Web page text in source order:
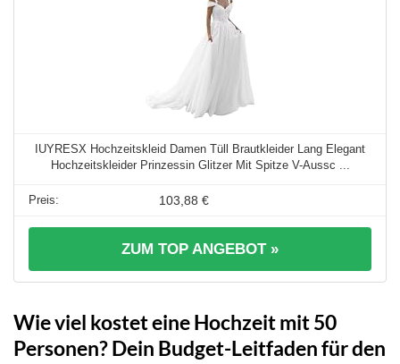
IUYRESX Hochzeitskleid Damen Tüll Brautkleider Lang Elegant
Hochzeitskleider Prinzessin Glitzer Mit Spitze V-Aussc ...
103,88 €
ZUM TOP ANGEBOT »
Wie viel kostet eine Hochzeit mit 50
Personen? Dein Budget-Leitfaden für den